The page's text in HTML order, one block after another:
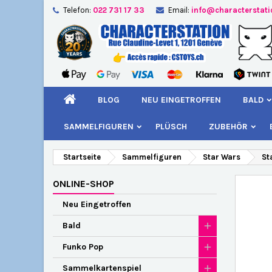
Telefon: 022 731 17 33 Email:
BLOG NEU EINGETROFFEN BALD
SAMMELFIGUREN PLÜSCH ZUBEHÖR
Startseite Sammelfiguren Star Wars
ONLINE-SHOP
Neu Eingetroffen
Bald
Funko Pop
Sammelkartenspiel